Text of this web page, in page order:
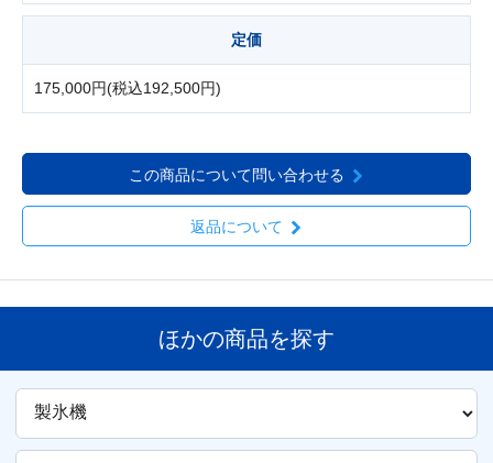
定価
175,000円(税込192,500円)
この商品について問い合わせる
返品について
ほかの商品を探す